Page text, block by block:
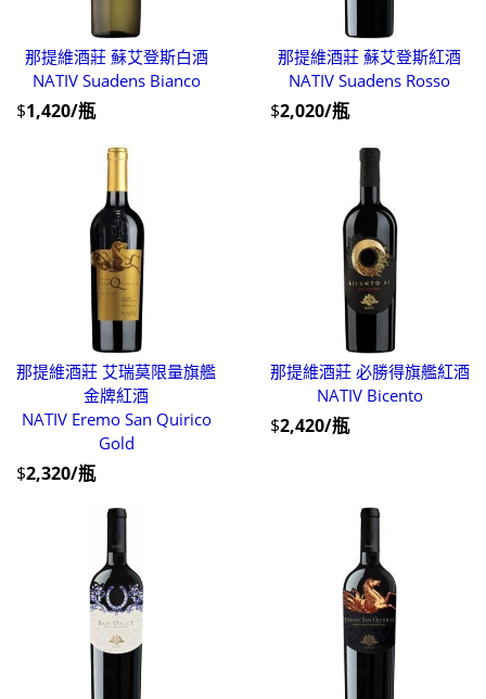
那提維酒莊 蘇艾登斯白酒
NATIV Suadens Bianco
$1,420/瓶
那提維酒莊 蘇艾登斯紅酒
NATIV Suadens Rosso
$2,020/瓶
那提維酒莊 艾瑞莫限量旗艦
金牌紅酒
NATIV Eremo San Quirico
Gold
$2,320/瓶
那提維酒莊 必勝得旗艦紅酒
NATIV Bicento
$2,420/瓶